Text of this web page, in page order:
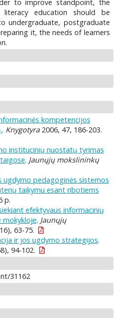
to improve standpoint, the
education should be
undergraduate, postgraduate
it, the needs of learners
kompetencijos
. Knygotyra2006, 47, 186-203.
institucinių nuostatų tyrimas
. Jaunųjų mokslininkų
ugdymo pedagoginės sistemos
taikymu esant ribotiems
p.
efektyvaus informacinių
. Jaunųjų
63-75.
ir jos ugdymo strategijos.
94-102.
31162